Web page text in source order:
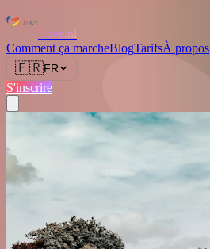
Love.nl
Comment ça marcheBlogTarifsÀ propos
🇫🇷FR
S'inscrire